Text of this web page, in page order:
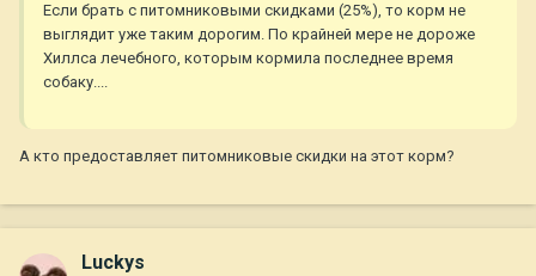
Если брать с питомниковыми скидками (25%), то корм не
выглядит уже таким дорогим. По крайней мере не дороже
Хиллса лечебного, которым кормила последнее время
собаку....
А кто предоставляет питомниковые скидки на этот корм?
Luckys